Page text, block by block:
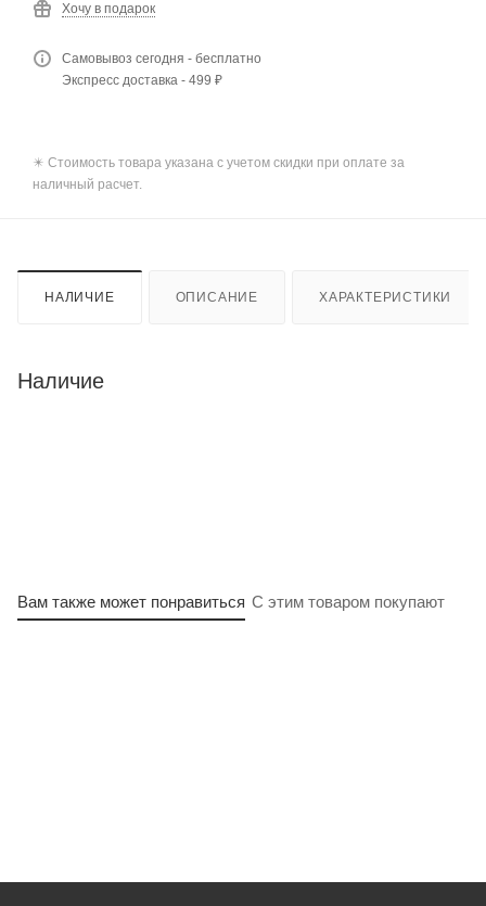
Хочу в подарок
Самовывоз сегодня - бесплатно
Экспресс доставка - 499 ₽
✴️ Стоимость товара указана с учетом скидки при оплате за
наличный расчет.
НАЛИЧИЕ ОПИСАНИЕ ХАРАКТЕРИСТИКИ
Наличие
Вам также может понравиться С этим товаром покупают